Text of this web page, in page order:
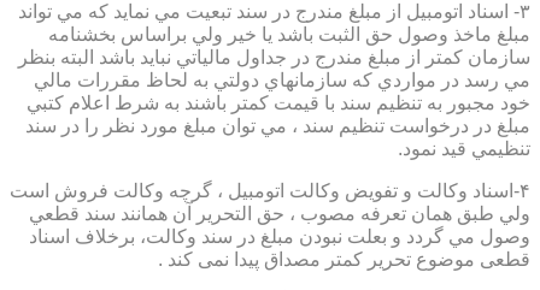
۳- اسناد اتومبيل از مبلغ مندرج در سند تبعيت مي نمايد كه مي تواند
مبلغ ماخذ وصول حق الثبت باشد يا خير ولي براساس بخشنامه
سازمان كمتر از مبلغ مندرج در جداول مالياتي نبايد باشد البته بنظر
مي رسد در مواردي كه سازمانهاي دولتي به لحاظ مقررات مالي
خود مجبور به تنظيم سند با قيمت كمتر باشند به شرط اعلام كتبي
مبلغ در درخواست تنظيم سند ، مي توان مبلغ مورد نظر را در سند
تنظيمي قيد نمود.
۴-اسناد وكالت و تفويض وكالت اتومبيل ، گرچه وكالت فروش است
ولي طبق همان تعرفه مصوب ، حق التحرير آن همانند سند قطعي
وصول مي گردد و بعلت نبودن مبلغ در سند وكالت، برخلاف اسناد
قطعی موضوع تحریر کمتر مصداق پیدا نمی کند .